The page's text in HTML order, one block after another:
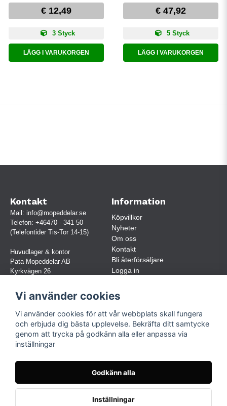
€ 12,49
3 Styck
LÄGG I VARUKORGEN
€ 47,92
5 Styck
LÄGG I VARUKORGEN
Kontakt
Mail: info@mopeddelar.se
Telefon: +46470 - 341 50
(Telefontider Tis-Tor 14-15)
Huvudlager & kontor
Pata Mopeddelar AB
Kyrkvägen 26
(OBS. Endast förbokade besök)
Org.nr:
559030-5248
Jur. namn: Pata Mopeddelar AB
Information
Köpvillkor
Nyheter
Om oss
Kontakt
Bli återförsäljare
Logga in
Följ oss
TikTok
Vi använder cookies
Vi använder cookies för att vår webbplats skall fungera
och erbjuda dig bästa upplevelse. Bekräfta ditt samtycke
genom att trycka på godkänn alla eller anpassa via
inställningar
Godkänn alla
Inställningar